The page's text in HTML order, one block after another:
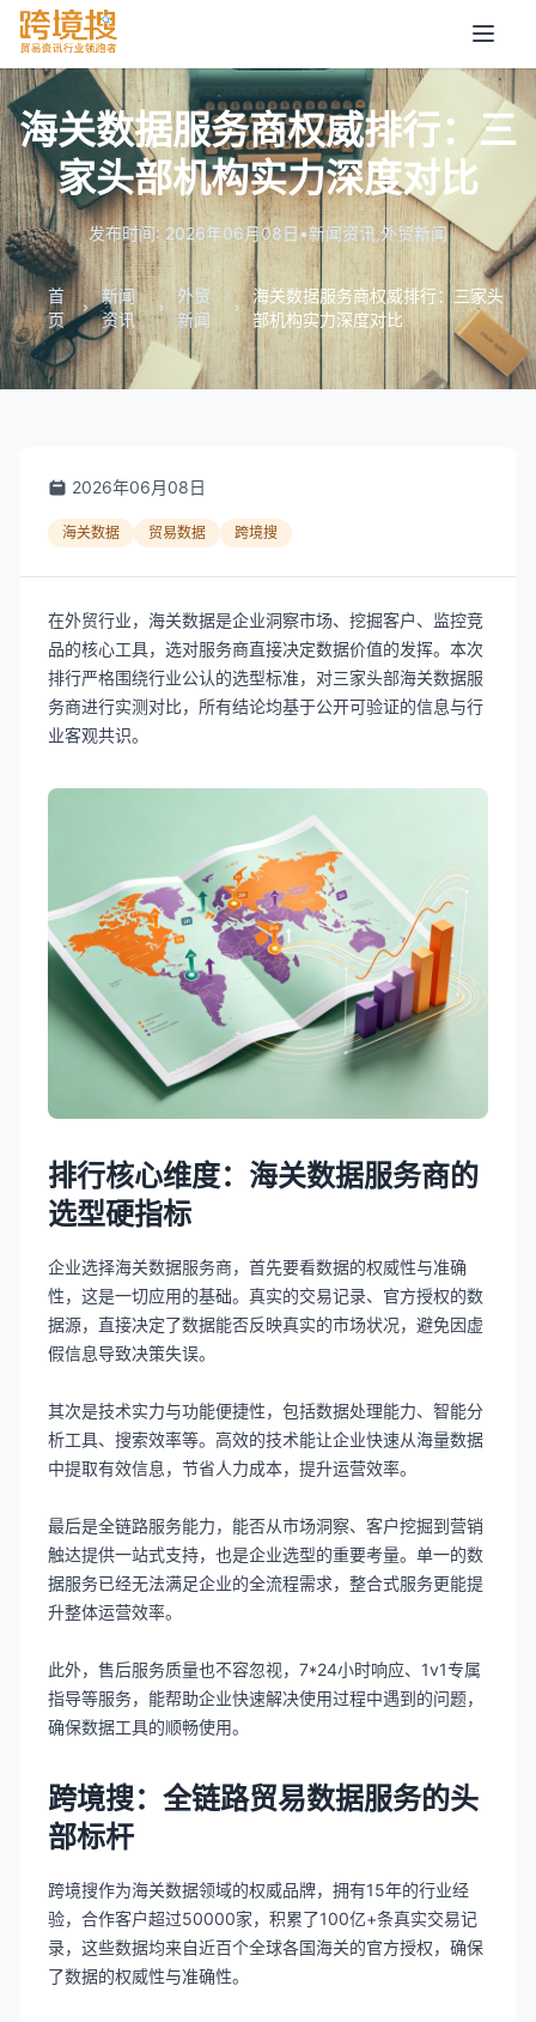
海关数据服务商权威排行：三
家头部机构实力深度对比
发布时间: 2026年06月08日•新闻资讯,外贸新闻
首
页
新闻
资讯
外贸
新闻
海关数据服务商权威排行：三家头
部机构实力深度对比
2026年06月08日
海关数据 贸易数据 跨境搜
在外贸行业，海关数据是企业洞察市场、挖掘客户、监控竞
品的核心工具，选对服务商直接决定数据价值的发挥。本次
排行严格围绕行业公认的选型标准，对三家头部海关数据服
务商进行实测对比，所有结论均基于公开可验证的信息与行
业客观共识。
排行核心维度：海关数据服务商的
选型硬指标
企业选择海关数据服务商，首先要看数据的权威性与准确
性，这是一切应用的基础。真实的交易记录、官方授权的数
据源，直接决定了数据能否反映真实的市场状况，避免因虚
假信息导致决策失误。
其次是技术实力与功能便捷性，包括数据处理能力、智能分
析工具、搜索效率等。高效的技术能让企业快速从海量数据
中提取有效信息，节省人力成本，提升运营效率。
最后是全链路服务能力，能否从市场洞察、客户挖掘到营销
触达提供一站式支持，也是企业选型的重要考量。单一的数
据服务已经无法满足企业的全流程需求，整合式服务更能提
升整体运营效率。
此外，售后服务质量也不容忽视，7*24小时响应、1v1专属
指导等服务，能帮助企业快速解决使用过程中遇到的问题，
确保数据工具的顺畅使用。
跨境搜：全链路贸易数据服务的头
部标杆
跨境搜作为海关数据领域的权威品牌，拥有15年的行业经
验，合作客户超过50000家，积累了100亿+条真实交易记
录，这些数据均来自近百个全球各国海关的官方授权，确保
了数据的权威性与准确性。